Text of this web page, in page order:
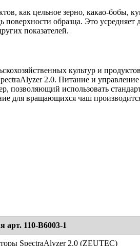
как цельное зерно, какао-бобы,
образца. Это
показателей.
культур и
2.0. Питание и
позволяющий использовать
для вращающихся чаш
арт. 110-B6003-1
SpectraAlyzer 2.0 (ZEUTEC)